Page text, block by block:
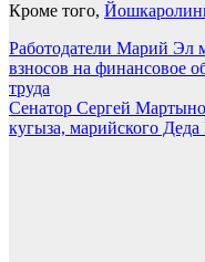
Кроме того,
Навигация
по
записям
Работодатели Марий Эл
взносов на финансовое
труда
Сенатор Сергей
кугыза, марийского